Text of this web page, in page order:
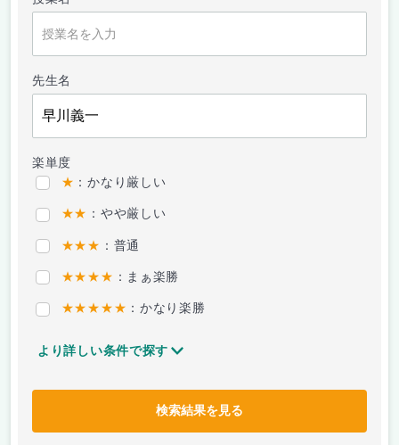
先生名
楽単度
★ ：かなり厳しい
★★ ：やや厳しい
★★★ ：普通
★★★★ ：まぁ楽勝
★★★★★ ：かなり楽勝
より詳しい条件で探す
検索結果を見る